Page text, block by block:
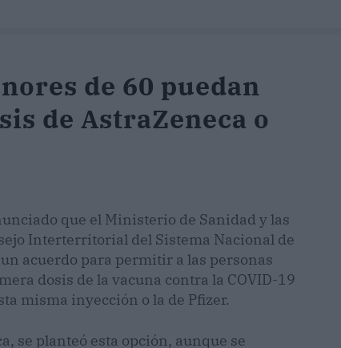
de 60 puedan
de AstraZeneca o
que el Ministerio de Sanidad y las
Interterritorial del Sistema Nacional de
acuerdo para permitir a las personas
dosis de la vacuna contra la COVID-19
misma inyección o la de Pfizer.
se planteó esta opción, aunque se